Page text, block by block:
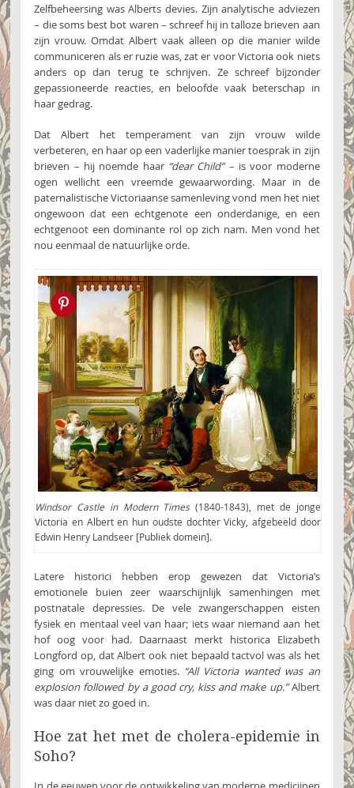
Zelfbeheersing was Alberts devies. Zijn analytische adviezen
– die soms best bot waren – schreef hij in talloze brieven aan
zijn vrouw. Omdat Albert vaak alleen op die manier wilde
communiceren als er ruzie was, zat er voor Victoria ook niets
anders op dan terug te schrijven. Ze schreef bijzonder
gepassioneerde reacties, en beloofde vaak beterschap in
haar gedrag.
Dat Albert het temperament van zijn vrouw wilde
verbeteren, en haar op een vaderlijke manier toesprak in zijn
brieven – hij noemde haar “dear Child”– is voor moderne
ogen wellicht een vreemde gewaarwording. Maar in de
paternalistische Victoriaanse samenleving vond men het niet
ongewoon dat een echtgenote een onderdanige, en een
echtgenoot een dominante rol op zich nam. Men vond het
nou eenmaal de natuurlijke orde.
Pin this!
Windsor Castle in Modern Times(1840-1843), met de jonge
Victoria en Albert en hun oudste dochter Vicky, afgebeeld door
Edwin Henry Landseer [Publiek domein].
Latere historici hebben erop gewezen dat Victoria’s
emotionele buien zeer waarschijnlijk samenhingen met
postnatale depressies. De vele zwangerschappen eisten
fysiek en mentaal veel van haar; iets waar niemand aan het
hof oog voor had. Daarnaast merkt historica Elizabeth
Longford op, dat Albert ook niet bepaald tactvol was als het
ging om vrouwelijke emoties. “All Victoria wanted was an
explosion followed by a good cry, kiss and make up.”Albert
was daar niet zo goed in.
Hoe zat het met de cholera-epidemie in
Soho?